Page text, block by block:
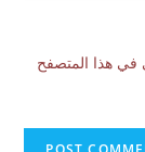
هذا المتصفح